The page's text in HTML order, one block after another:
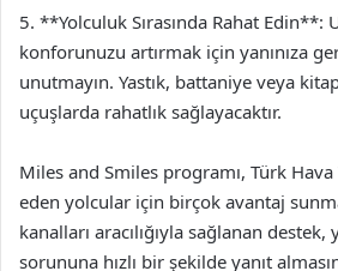
5. **Yolculuk Sırasında Rahat Edin**:
konforunuzu artırmak için yanınıza
unutmayın. Yastık, battaniye veya
uçuşlarda rahatlık sağlayacaktır.
Miles and Smiles programı, Türk Hava
eden yolcular için birçok avantaj
kanalları aracılığıyla sağlanan
sorununa hızlı bir şekilde yanıt